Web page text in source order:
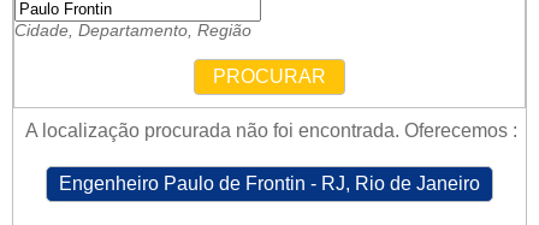
Cidade, Departamento, Região
PROCURAR
A localização procurada não foi encontrada. Oferecemos :
Engenheiro Paulo de Frontin - RJ, Rio de Janeiro